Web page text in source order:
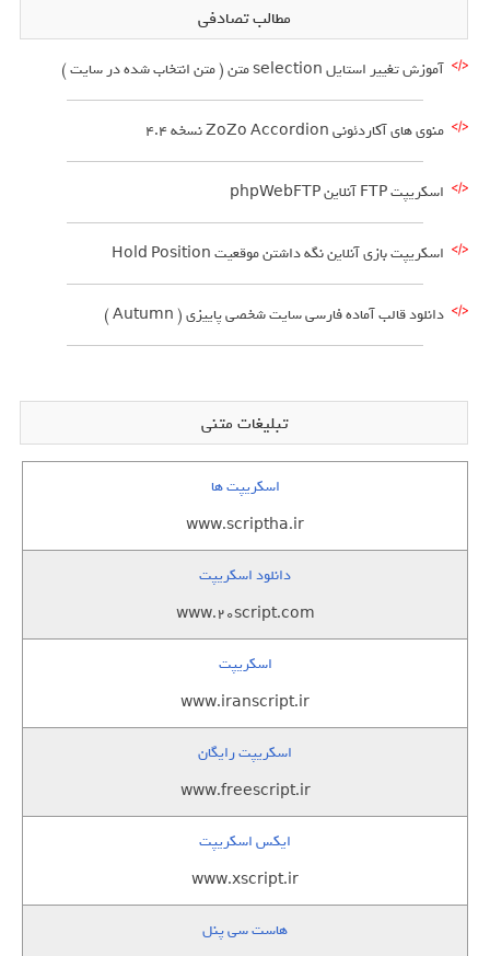
مطالب تصادفی
آموزش تغییر استایل selection متن ( متن انتخاب شده در سایت )
منوی های آکاردئونی ZoZo Accordion نسخه 4.4
اسکریپت FTP آنلاین phpWebFTP
اسکریپت بازی آنلاین نگه داشتن موقعیت Hold Position
دانلود قالب آماده فارسی سایت شخصی پاییزی ( Autumn )
تبلیغات متنی
اسکریپت ها
www.scriptha.ir
دانلود اسکریپت
www.20script.com
اسکریپت
www.iranscript.ir
اسکریپت رایگان
www.freescript.ir
ایکس اسکریپت
www.xscript.ir
هاست سی پنل